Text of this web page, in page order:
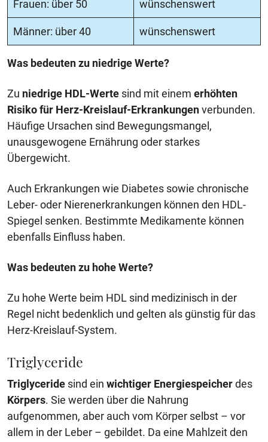
Frauen: über 50 wünschenswert
Männer: über 40 wünschenswert
Was bedeuten zu niedrige Werte?
Zu niedrige HDL-Werte sind mit einem erhöhten
Risiko für Herz-Kreislauf-Erkrankungenverbunden.
Häufige Ursachen sind Bewegungsmangel,
unausgewogene Ernährung oder starkes
Übergewicht.
Auch Erkrankungen wie Diabetes sowie chronische
Leber- oder Nierenerkrankungen können den HDL-
Spiegel senken. Bestimmte Medikamente können
ebenfalls Einfluss haben.
Was bedeuten zu hohe Werte?
Zu hohe Werte beim HDL sind medizinisch in der
Regel nicht bedenklich und gelten als günstig für das
Herz-Kreislauf-System.
Triglyceride
Triglyceride sind ein wichtiger Energiespeicherdes
Körpers. Sie werden über die Nahrung
aufgenommen, aber auch vom Körper selbst – vor
allem in der Leber – gebildet. Da eine Mahlzeit den